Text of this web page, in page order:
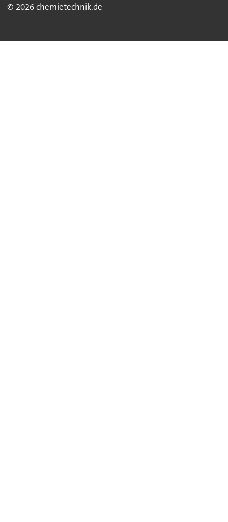
© 2026 chemietechnik.de